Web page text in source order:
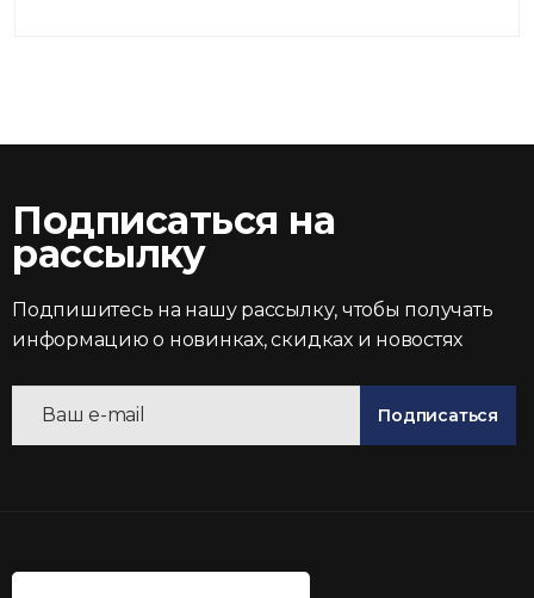
Подписаться на
рассылку
Подпишитесь на нашу рассылку, чтобы получать
информацию о новинках, скидках и новостях
Подписаться